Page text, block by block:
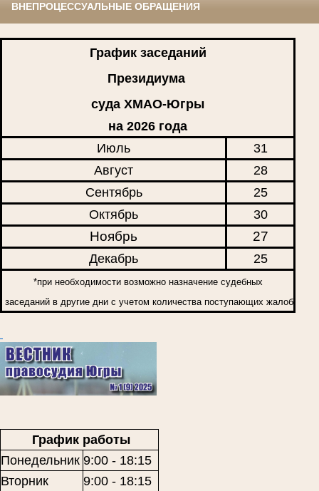
ВНЕПРОЦЕССУАЛЬНЫЕ ОБРАЩЕНИЯ
График заседаний
Президиума
суда ХМАО-Югры
на 2026 года
Июль
31
Август
28
Сентябрь
25
Октябрь
30
Ноябрь 27
Декабрь 25
*при необходимости возможно назначение судебных
заседаний в другие дни с учетом количества поступающих жалоб
График работы
Понедельник 9:00 - 18:15
Вторник
9:00 - 18:15